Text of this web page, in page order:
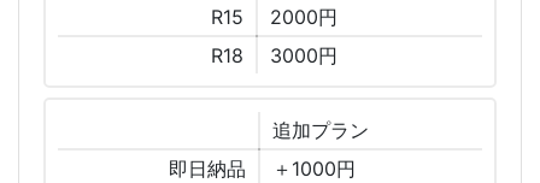
R15
2000円
R18
3000円
追加プラン
即日納品
＋1000円